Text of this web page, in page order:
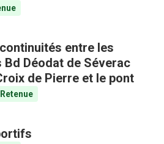
entre les
Déodat de Séverac
de Pierre et le pont
Retenue